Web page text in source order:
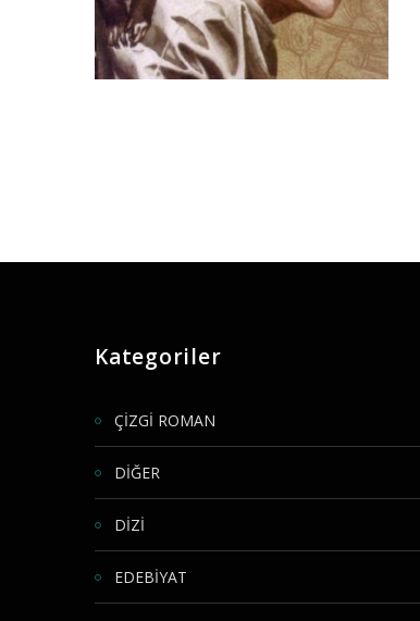
Kategoriler
ÇİZGİ ROMAN
DİĞER
DİZİ
EDEBİYAT